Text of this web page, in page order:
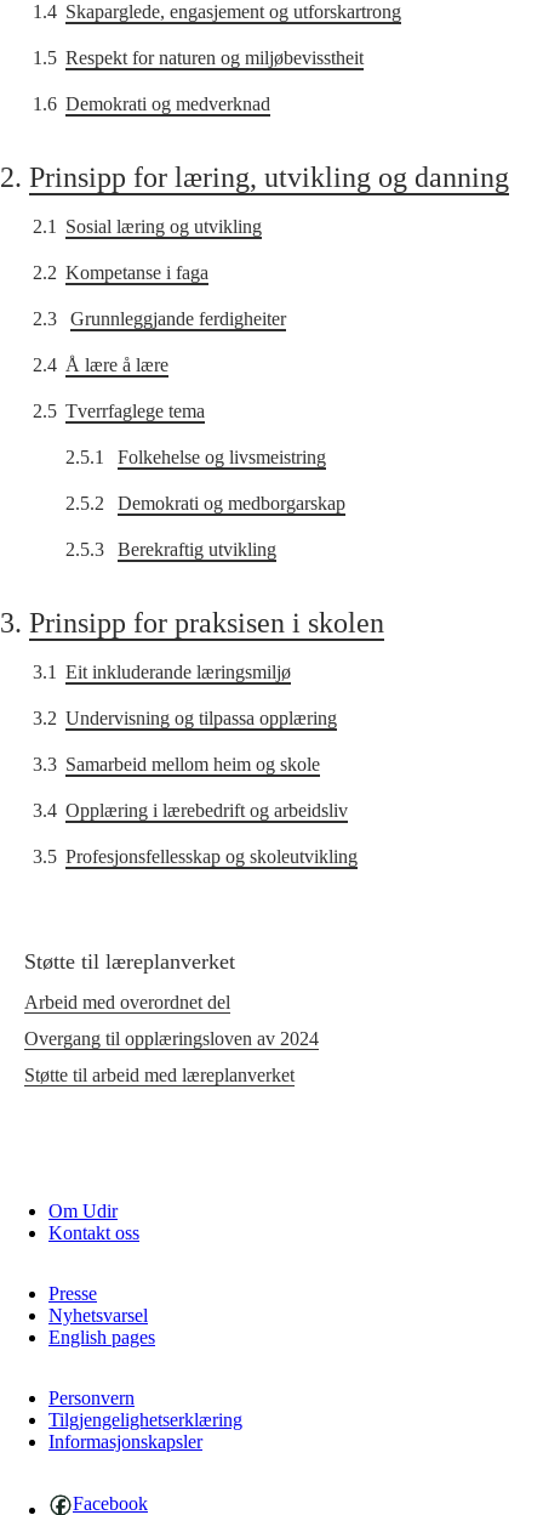
1.4 Skaparglede, engasjement og utforskartrong
1.5 Respekt for naturen og miljøbevisstheit
1.6 Demokrati og medverknad
2. Prinsipp for læring, utvikling og danning
2.1 Sosial læring og utvikling
2.2 Kompetanse i faga
2.3 Grunnleggjande ferdigheiter
2.4 Å lære å lære
2.5 Tverrfaglege tema
2.5.1 Folkehelse og livsmeistring
2.5.2 Demokrati og medborgarskap
2.5.3 Berekraftig utvikling
3. Prinsipp for praksisen i skolen
3.1 Eit inkluderande læringsmiljø
3.2 Undervisning og tilpassa opplæring
3.3 Samarbeid mellom heim og skole
3.4 Opplæring i lærebedrift og arbeidsliv
3.5 Profesjonsfellesskap og skoleutvikling
Støtte til læreplanverket
Arbeid med overordnet del
Overgang til opplæringsloven av 2024
Støtte til arbeid med læreplanverket
Om Udir
Kontakt oss
Presse
Nyhetsvarsel
English pages
Personvern
Tilgjengelighetserklæring
Informasjonskapsler
Facebook